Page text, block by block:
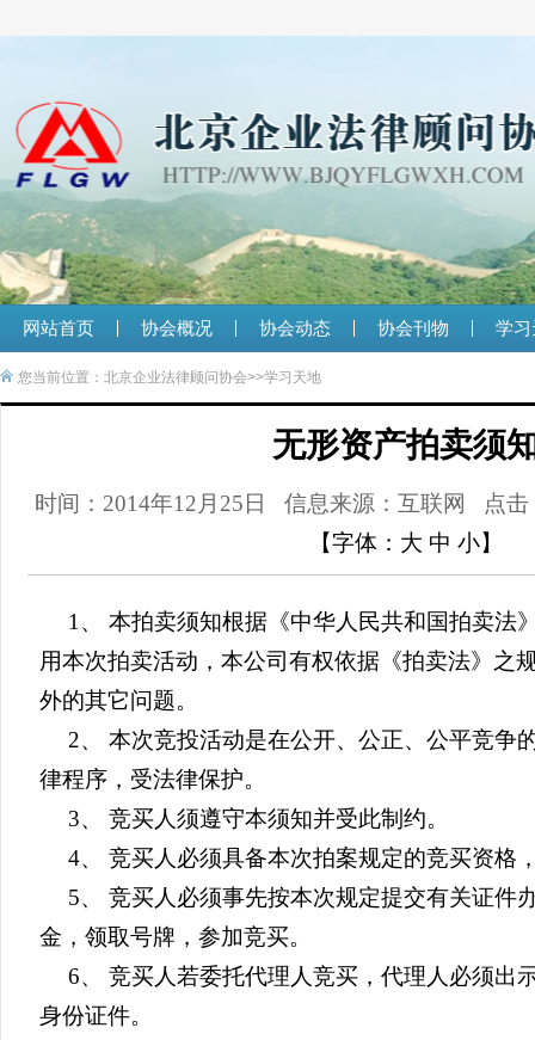
网站首页 协会概况 协会动态 协会刊物 学
您当前位置： 北京企业法律顾问协会>>学习天地
无形资产拍卖须
时间：2014年12月25日 信息来源：互联网
点击
【字体： 大 中 小】
1、 本拍卖须知根据《中华人民共和国拍卖法
用本次拍卖活动，本公司有权依据《拍卖法》之
外的其它问题。
2、 本次竞投活动是在公开、公正、公平竞争
律程序，受法律保护。
3、 竞买人须遵守本须知并受此制约。
4、 竞买人必须具备本次拍案规定的竞买资格
5、 竞买人必须事先按本次规定提交有关证件
金，领取号牌，参加竞买。
6、 竞买人若委托代理人竞买，代理人必须出
身份证件。